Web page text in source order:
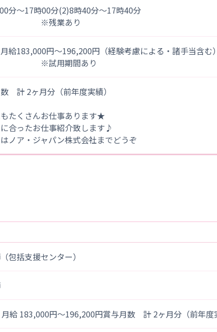
分～17時00分(2)8時40分～17時40分
業あり
月給183,000円～196,200円（経験考慮による・諸手当含む
用期間あり
計 2ヶ月分（前年度実績）
たくさんお仕事あります★
合ったお仕事紹介致します♪
ノア・ジャパン株式会社までどうぞ
包括支援センター）
給 183,000円～196,200円賞与月数 計 2ヶ月分（前年度